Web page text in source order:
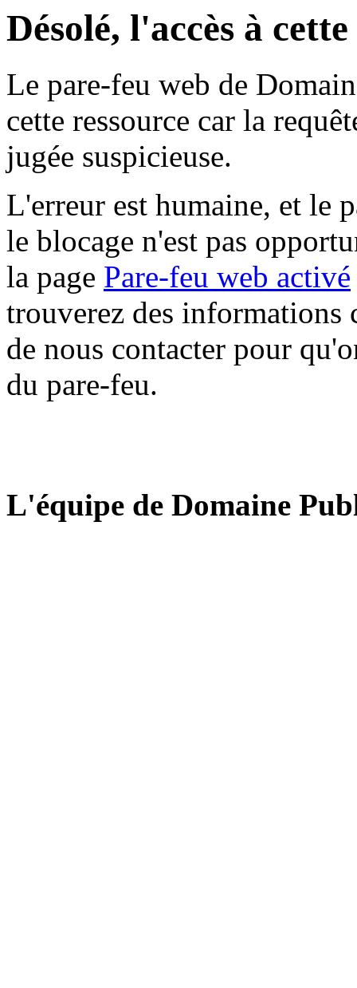
Désolé, l'accès à
Le pare-feu web de
cette ressource car la
jugée suspicieuse.
L'erreur est humaine, et le
le blocage n'est pas
la page Pare-feu web activé
trouverez des informations
de nous contacter pour
du pare-feu.
L'équipe de Domaine